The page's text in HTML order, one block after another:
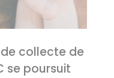
collecte de
se poursuit